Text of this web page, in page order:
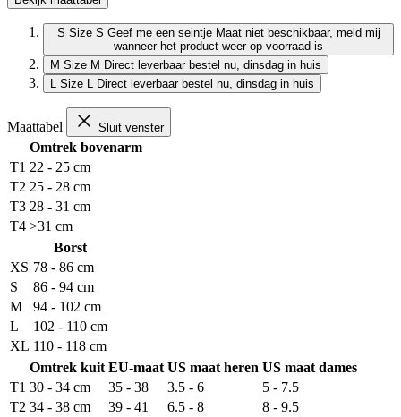
S Size S Geef me een seintje Maat niet beschikbaar, meld mij
wanneer het product weer op voorraad is
M Size M Direct leverbaar bestel nu, dinsdag in huis
L Size L Direct leverbaar bestel nu, dinsdag in huis
Maattabel Sluit venster
Omtrek bovenarm
T1 22 - 25 cm
T2 25 - 28 cm
T3 28 - 31 cm
T4 >31 cm
Borst
XS 78 - 86 cm
S
86 - 94 cm
M
94 - 102 cm
L
102 - 110 cm
XL 110 - 118 cm
Omtrek kuit EU-maat US maat heren US maat dames
T1 30 - 34 cm 35 - 38 3.5 - 6
5 - 7.5
T2 34 - 38 cm 39 - 41 6.5 - 8
8 - 9.5